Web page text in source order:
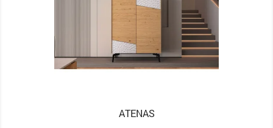
ATENAS